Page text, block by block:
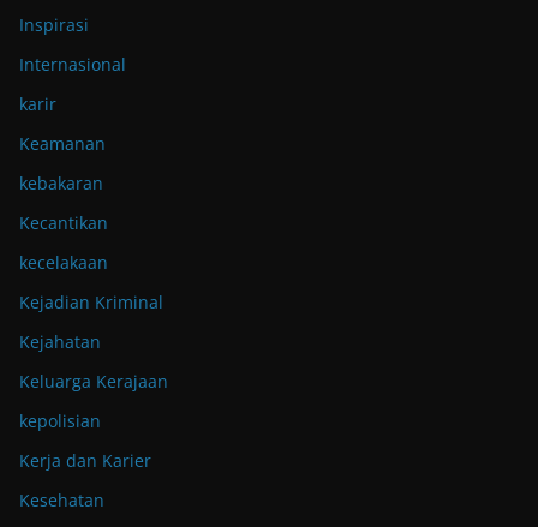
Inspirasi
Internasional
karir
Keamanan
kebakaran
Kecantikan
kecelakaan
Kejadian Kriminal
Kejahatan
Keluarga Kerajaan
kepolisian
Kerja dan Karier
Kesehatan